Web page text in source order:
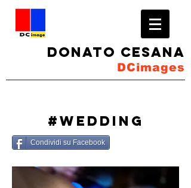
Donato Cesana
DCimages
#wedding
Condividi su Facebook